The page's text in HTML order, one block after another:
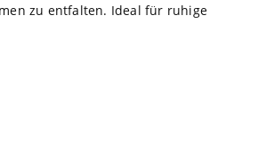
zu entfalten. Ideal für ruhige